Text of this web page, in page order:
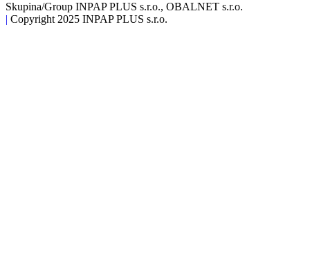
Skupina/Group INPAP PLUS s.r.o., OBALNET s.r.o.
Copyright 2025 INPAP PLUS s.r.o.